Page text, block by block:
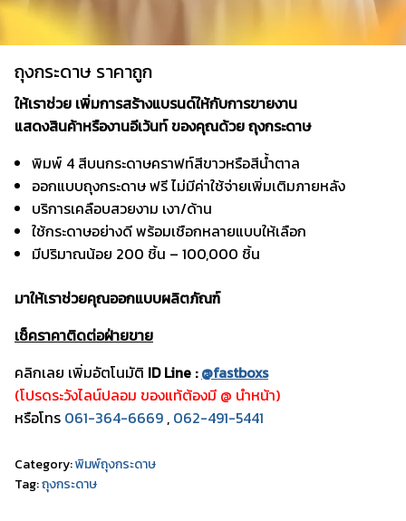
ถุงกระดาษ ราคาถูก
ให้เราช่วย เพิ่มการสร้างแบรนด์ให้กับการขายงาน
แสดงสินค้าหรืองานอีเว้นท์ ของคุณด้วย ถุงกระดาษ
พิมพ์ 4 สีบนกระดาษคราฟท์สีขาวหรือสีน้ำตาล
ออกแบบถุงกระดาษ ฟรี ไม่มีค่าใช้จ่ายเพิ่มเติมภายหลัง
บริการเคลือบสวยงาม เงา/ด้าน
ใช้กระดาษอย่างดี พร้อมเชือกหลายแบบให้เลือก
มีปริมาณน้อย 200 ชิ้น – 100,000 ชิ้น
มาให้เราช่วยคุณออกแบบผลิตภัณฑ์
เช็คราคาติดต่อฝ่ายขาย
คลิกเลย เพิ่มอัตโนมัติ ID Line :@fastboxs
(โปรดระวังไลน์ปลอม ของแท้ต้องมี @ นำหน้า)
หรือโทร 061-364-6669 , 062-491-5441
Category:พิมพ์ถุงกระดาษ
Tag:ถุงกระดาษ